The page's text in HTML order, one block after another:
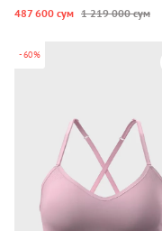
487 600 сум 1 219 000 сум
-60%